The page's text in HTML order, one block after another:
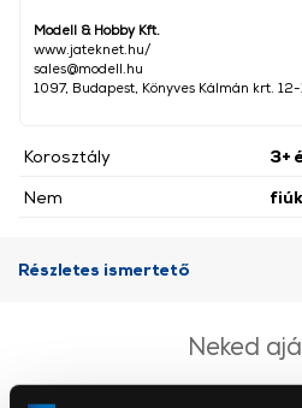
Modell & Hobby Kft.
www.jateknet.hu/
sales@modell.hu
1097, Budapest, Könyves Kálmán krt. 12-
Korosztály
3+
Nem
Részletes ismertető
Neked